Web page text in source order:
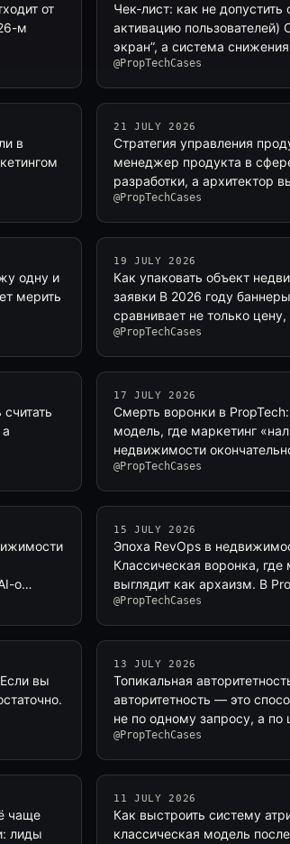
от
м
Чек-лист: как не
активацию
экран”, а система
@PropTechCases
в
21 JULY 2026
Стратегия управления
менеджер продукта в
разработки, а архитектор
@PropTechCases
одну и
мерить
19 JULY 2026
Как упаковать объект
заявки В 2026 году
сравнивает не только
@PropTechCases
17 JULY 2026
Смерть воронки в
модель, где маркетинг
недвижимости
@PropTechCases
o…
15 JULY 2026
Эпоха RevOps в
Классическая воронка,
выглядит как архаизм. В
@PropTechCases
вы
13 JULY 2026
Топикальная
авторитетность — это
не по одному запросу, а по
@PropTechCases
чаще
лиды
11 JULY 2026
Как выстроить систему
классическая модель